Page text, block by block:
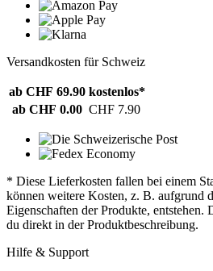
Versandkosten für Schweiz
ab CHF 69.90 kostenlos*
ab CHF 0.00 CHF 7.90
* Diese Lieferkosten fallen bei einem
können weitere Kosten, z. B. aufgrund
Eigenschaften der Produkte, entstehen.
du direkt in der Produktbeschreibung.
Hilfe & Support